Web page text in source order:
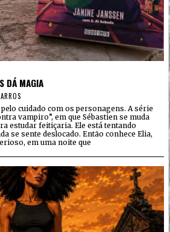
DÁ MAGIA
cuidado com os personagens. A série
vampiro”, em que Sébastien se muda
estudar feitiçaria. Ele está tentando
se sente deslocado. Então conhece Elia,
em uma noite que